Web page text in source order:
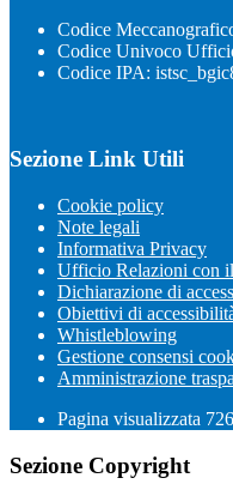
Codice
Codice Univoco
Codice IPA:
Sezione Link Utili
Cookie policy
Note legali
Informativa Privacy
Ufficio Relazioni con
Dichiarazione di
Obiettivi di
Whistleblowing
Gestione consensi
Amministrazione
Pagina visualizzata
Sezione Copyright